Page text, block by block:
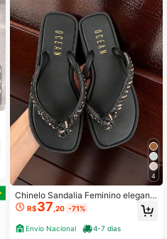
4
Chinelo Sandalia Feminino elegant
e Strass Lindo Confortável Correia
Brilho Festa
R$37 ,20 -71%
Envio Nacional 4-7 dias